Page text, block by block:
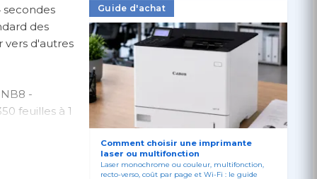
des
vers d'autres
-
feuilles à 1
511 mm -
Guide d'achat
Comment choisir une imprimante
laser ou multifonction
Laser monochrome ou couleur, multifonction,
recto-verso, coût par page et Wi-Fi : le guide